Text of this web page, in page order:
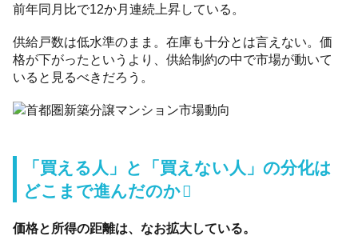
前年同月比で12か月連続上昇している。
供給戸数は低水準のまま。在庫も十分とは言えない。価
格が下がったというより、供給制約の中で市場が動いて
いると見るべきだろう。
「買える人」と「買えない人」の分化は
どこまで進んだのか
価格と所得の距離は、なお拡大している。